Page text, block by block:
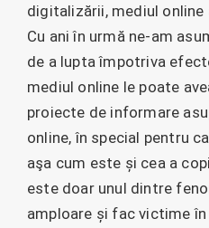
digitalizării, mediul
Cu ani în urmă ne-am
de a lupta împotriva
mediul online le poate
proiecte de informare
online, în special pentru
aşa cum este și cea a
este doar unul dintre
amploare și fac victime